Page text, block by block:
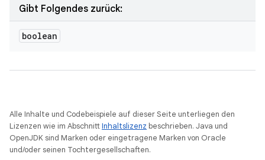
Gibt Folgendes zurück:
boolean
Alle Inhalte und Codebeispiele auf dieser Seite unterliegen den
Lizenzen wie im AbschnittInhaltslizenz beschrieben. Java und
OpenJDK sind Marken oder eingetragene Marken von Oracle
und/oder seinen Tochtergesellschaften.